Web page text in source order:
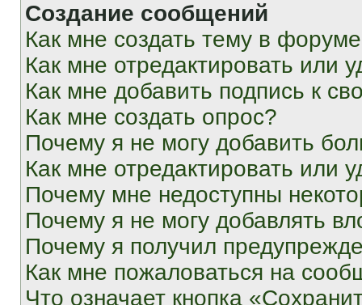
Создание сообщений
Как мне создать тему в
Как мне отредактировать или
Как мне добавить подпись к
Как мне создать опрос?
Почему я не могу добавить
Как мне отредактировать или
Почему мне недоступны
Почему я не могу добавлять
Почему я получил
Как мне пожаловаться на
Что означает кнопка